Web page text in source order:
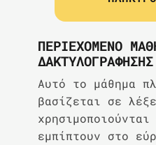
ΠΕΡΙΕΧΌΜΕΝΟ
ΔΑΚΤΥΛΟΓΡΆΦΗΣΗΣ
Αυτό το μάθημα
βασίζεται σε
εμπίπτουν στο